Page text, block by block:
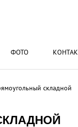
ФОТО
складной